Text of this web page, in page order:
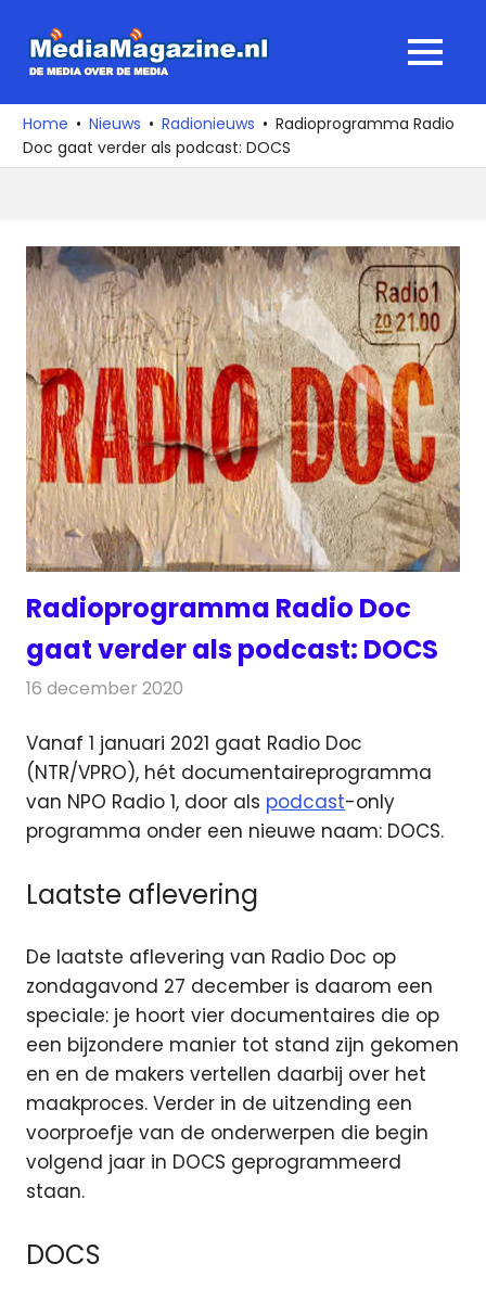
naar
media
over
de
MENU
Home Nieuws Radionieuws
Radioprogramma Radio
Doc gaat verder als podcast: DOCS
Radioprogramma Radio Doc
gaat verder als podcast: DOCS
16 december 2020
Vanaf 1 januari 2021 gaat Radio Doc
(NTR/VPRO), hét documentaireprogramma
van NPO Radio 1, door als podcast-only
programma onder een nieuwe naam: DOCS.
Laatste aflevering
De laatste aflevering van Radio Doc op
zondagavond 27 december is daarom een
speciale: je hoort vier documentaires die op
een bijzondere manier tot stand zijn gekomen
en en de makers vertellen daarbij over het
maakproces. Verder in de uitzending een
voorproefje van de onderwerpen die begin
volgend jaar in DOCS geprogrammeerd
staan.
DOCS